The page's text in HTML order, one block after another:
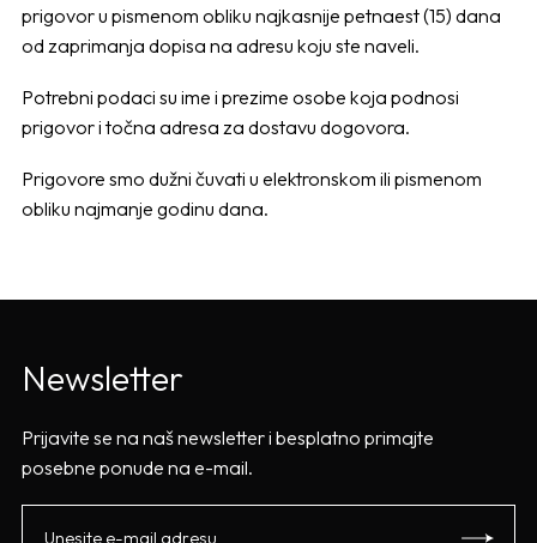
prigovor u pismenom obliku najkasnije petnaest (15) dana
od zaprimanja dopisa na adresu koju ste naveli.
Potrebni podaci su ime i prezime osobe koja podnosi
prigovor i točna adresa za dostavu dogovora.
Prigovore smo dužni čuvati u elektronskom ili pismenom
obliku najmanje godinu dana.
Newsletter
Prijavite se na naš newsletter i besplatno primajte
posebne ponude na e-mail.